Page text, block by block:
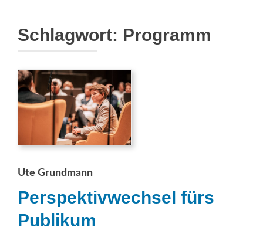
Schlagwort: Programm
Ute Grundmann
Perspektivwechsel fürs
Publikum